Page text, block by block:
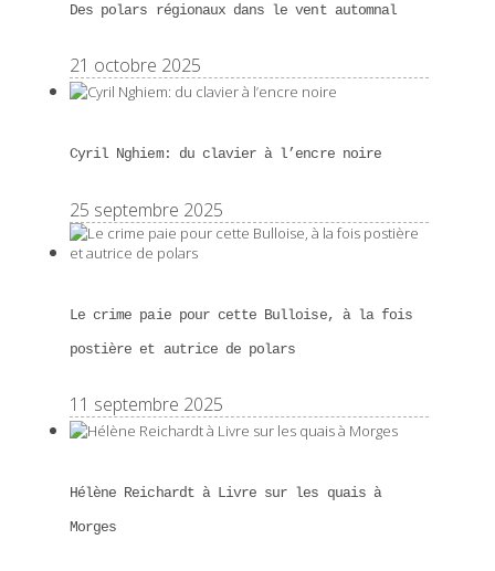
Des polars régionaux dans le vent automnal
21 octobre 2025
Cyril Nghiem: du clavier à l’encre noire
25 septembre 2025
Le crime paie pour cette Bulloise, à la fois
postière et autrice de polars
11 septembre 2025
Hélène Reichardt à Livre sur les quais à
Morges